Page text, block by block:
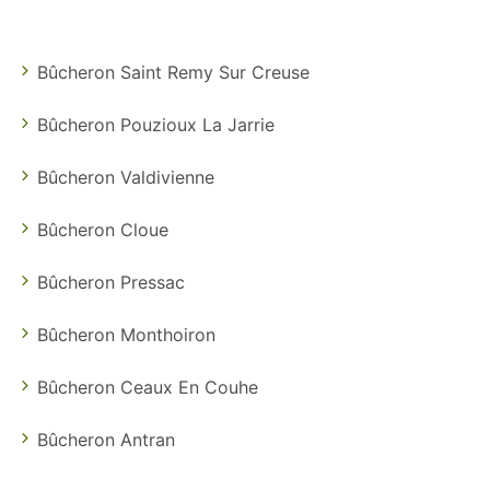
Bûcheron Saint Remy Sur Creuse
Bûcheron Pouzioux La Jarrie
Bûcheron Valdivienne
Bûcheron Cloue
Bûcheron Pressac
Bûcheron Monthoiron
Bûcheron Ceaux En Couhe
Bûcheron Antran